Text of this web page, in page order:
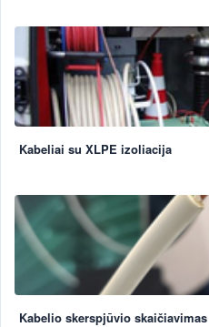
Kabeliai su XLPE izoliacija
Kabelio skerspjūvio skaičiavimas